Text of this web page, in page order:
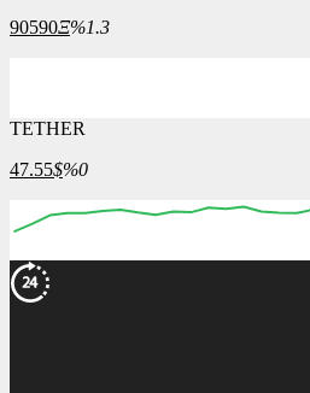
90590Ξ%1.3
TETHER
47.55$%0